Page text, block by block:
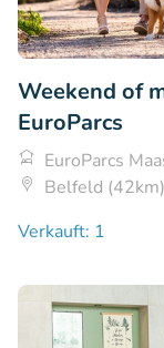
Weekend of
EuroParcs
EuroParcs
Belfeld (42km)
Verkauft: 1